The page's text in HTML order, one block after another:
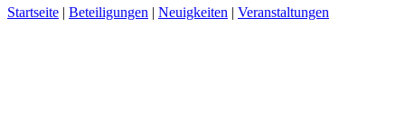
Startseite | Beteiligungen | Neuigkeiten | Veranstaltungen